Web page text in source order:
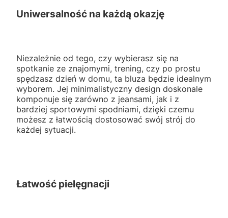
Uniwersalność na każdą okazję
Niezależnie od tego, czy wybierasz się na
spotkanie ze znajomymi, trening, czy po prostu
spędzasz dzień w domu, ta bluza będzie idealnym
wyborem. Jej minimalistyczny design doskonale
komponuje się zarówno z jeansami, jak i z
bardziej sportowymi spodniami, dzięki czemu
możesz z łatwością dostosować swój strój do
każdej sytuacji.
Łatwość pielęgnacji